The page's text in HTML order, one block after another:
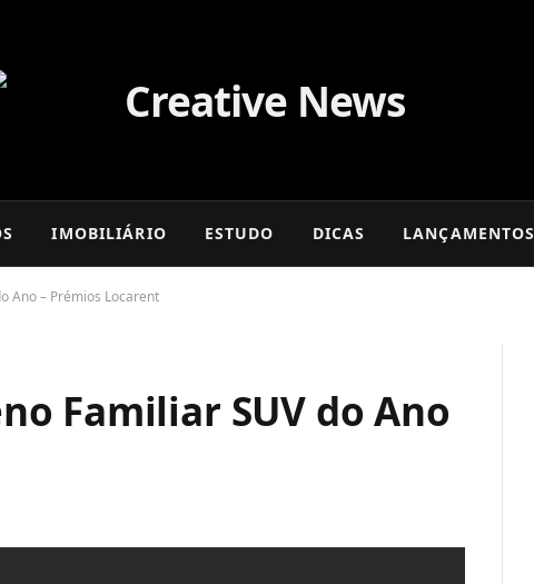
IMOBILIÁRIO ESTUDO DICAS LANÇAMENTOS
Ano – Prémios Locarent
Familiar SUV do Ano